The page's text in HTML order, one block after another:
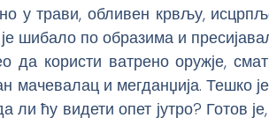
у трави, обливен крвљу,
шибало по образима и
да користи ватрено оружје,
мачевалац и мегданџија. Тешко
ли ћу видети опет јутро? Готов